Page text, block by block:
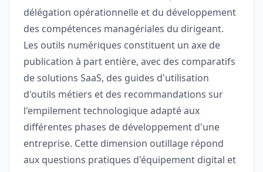
délégation opérationnelle et du développement
des compétences managériales du dirigeant.
Les outils numériques constituent un axe de
publication à part entière, avec des comparatifs
de solutions SaaS, des guides d'utilisation
d'outils métiers et des recommandations sur
l'empilement technologique adapté aux
différentes phases de développement d'une
entreprise. Cette dimension outillage répond
aux questions pratiques d'équipement digital et